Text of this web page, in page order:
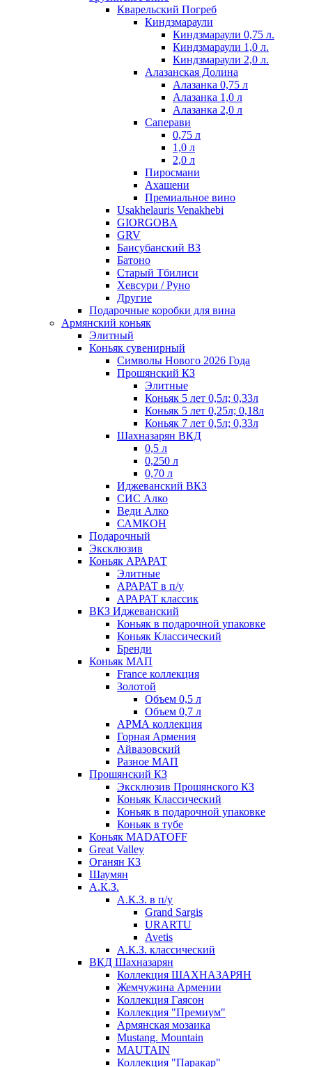
Кварельский Погреб
Киндзмараули
Киндзмараули 0,75 л.
Киндзмараули 1,0 л.
Киндзмараули 2,0 л.
Алазанская Долина
Алазанка 0,75 л
Алазанка 1,0 л
Алазанка 2,0 л
Саперави
0,75 л
1,0 л
2,0 л
Пиросмани
Ахашени
Премиальное вино
Usakhelauris Venakhebi
GIORGOBA
GRV
Баисубанский ВЗ
Батоно
Старый Тбилиси
Хевсури / Руно
Другие
Подарочные коробки для вина
Армянский коньяк
Элитный
Коньяк сувенирный
Символы Нового 2026 Года
Прошянский КЗ
Элитные
Коньяк 5 лет 0,5л; 0,33л
Коньяк 5 лет 0,25л; 0,18л
Коньяк 7 лет 0,5л; 0,33л
Шахназарян ВКД
0,5 л
0,250 л
0,70 л
Иджеванский ВКЗ
СИС Алко
Веди Алко
САМКОН
Подарочный
Эксклюзив
Коньяк АРАРАТ
Элитные
АРАРАТ в п/у
АРАРАТ классик
ВКЗ Иджеванский
Коньяк в подарочной упаковке
Коньяк Классический
Бренди
Коньяк МАП
France коллекция
Золотой
Объем 0,5 л
Объем 0,7 л
АРМА коллекция
Горная Армения
Айвазовский
Разное МАП
Прошянский КЗ
Эксклюзив Прошянского КЗ
Коньяк Классический
Коньяк в подарочной упаковке
Коньяк в тубе
Коньяк MADATOFF
Great Valley
Оганян КЗ
Шаумян
А.К.З.
А.К.З. в п/у
Grand Sargis
URARTU
Avetis
А.К.З. классический
ВКД Шахназарян
Коллекция ШАХНАЗАРЯН
Жемчужина Армении
Коллекция Гаясон
Коллекция "Премиум"
Армянская мозаика
Mustang. Mountain
MAUTAIN
Коллекция "Паракар"